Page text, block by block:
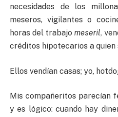
necesidades de los
meseros, vigilantes o
horas del trabajomeseril,
créditos hipotecarios a quien
Ellos vendían casas; yo,
Mis compañeritos parecían
y es lógico: cuando hay